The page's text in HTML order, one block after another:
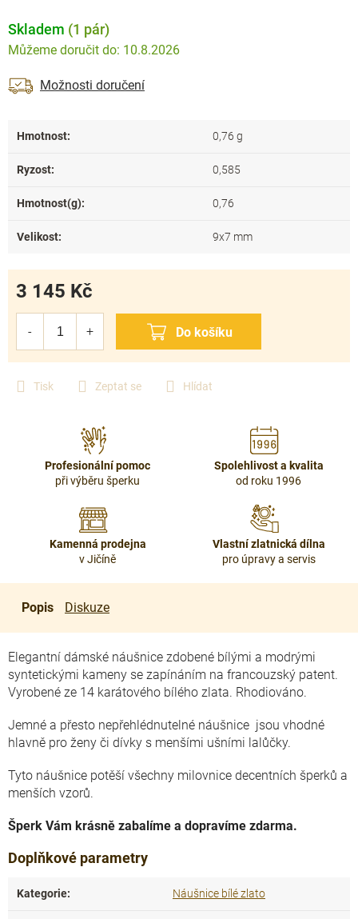
Tisk Zeptat se Hlídat
Skladem (1 pár)
10.8.2026
Možnosti doručení
3 145 Kč
Hmotnost: 0,76 g
Ryzost: 0,585
Hmotnost(g): 0,76
Velikost: 9x7 mm
Profesionální pomoc
při výběru šperku
Spolehlivost a kvalita
od roku 1996
Kamenná prodejna
v Jičíně
Vlastní zlatnická dílna
pro úpravy a servis
Popis Diskuze
Elegantní dámské náušnice zdobené bílými a modrými
syntetickými kameny se zapínáním na francouzský patent.
Vyrobené ze 14 karátového bílého zlata. Rhodiováno.
Jemné a přesto nepřehlédnutelné náušnice jsou vhodné
hlavně pro ženy či dívky s menšími ušními lalůčky.
Tyto náušnice potěší všechny milovnice decentních šperků a
menších vzorů.
Šperk Vám krásně zabalíme a dopravíme zdarma.
Doplňkové parametry
Kategorie: Náušnice bílé zlato